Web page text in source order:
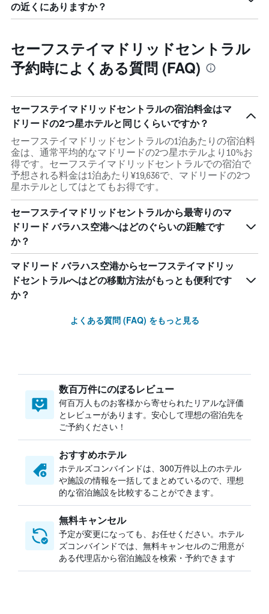
の近くにありますか？
セーフステイマドリッドセントラル
予約時によくある質問 (FAQ)
セーフステイマドリッドセントラルの宿泊料金はマ
ドリードの2つ星ホテルと同じくらいですか？
セーフステイマドリッドセントラルの1泊あたりの宿泊料
金は、通常平均的なマドリードの2つ星ホテルより10%お
得です。セーフステイマドリッドセントラルでの宿泊で
予想される料金は1泊あたり¥19,636で、マドリードの2つ
星ホテルとしてはとてもお得です。
セーフステイマドリッドセントラルから最寄りのマ
ドリード バラハス空港へはどのぐらいの距離です
か？
マドリード バラハス空港からセーフステイマドリッ
ドセントラルへはどの移動方法がもっとも便利です
か？
よくある質問 (FAQ) をもっと見る
数百万件にのぼるレビュー
何百万人ものお客様から寄せられたリアルな評価
とレビューがあります。安心して理想の宿泊先を
ご予約ください！
おすすめホテル
ホテルズコンバインドは、300万件以上のホテル
や施設の情報を一括してまとめているので、理想
的な宿泊施設を比較することができます。
無料キャンセル
予定が変更になっても、お任せください。ホテル
ズコンバインドでは、無料キャンセルのご用意が
ある代理店から宿泊施設を検索・予約できます